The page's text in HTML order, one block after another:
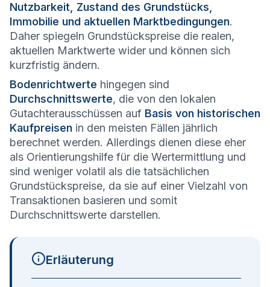
Nutzbarkeit, Zustand des Grundstücks,
Immobilie und aktuellen Marktbedingungen.
Daher spiegeln Grundstückspreise die realen,
aktuellen Marktwerte wider und können sich
kurzfristig ändern.
Bodenrichtwerte hingegen sind
Durchschnittswerte, die von den lokalen
Gutachterausschüssen auf Basis von historischen
Kaufpreisen in den meisten Fällen jährlich
berechnet werden. Allerdings dienen diese eher
als Orientierungshilfe für die Wertermittlung und
sind weniger volatil als die tatsächlichen
Grundstückspreise, da sie auf einer Vielzahl von
Transaktionen basieren und somit
Durchschnittswerte darstellen.
Erläuterung